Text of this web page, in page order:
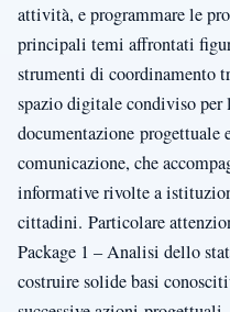
attività, e programmare le
principali temi affrontati
strumenti di coordinamento
spazio digitale condiviso per
documentazione
comunicazione, che
informative rivolte a
cittadini. Particolare
Package 1 – Analisi dello
costruire solide basi